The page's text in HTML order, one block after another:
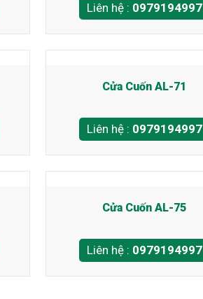
Liên hệ : 0979194997
Cửa Cuốn AL-71
Liên hệ : 0979194997
Cửa Cuốn AL-75
Liên hệ : 0979194997